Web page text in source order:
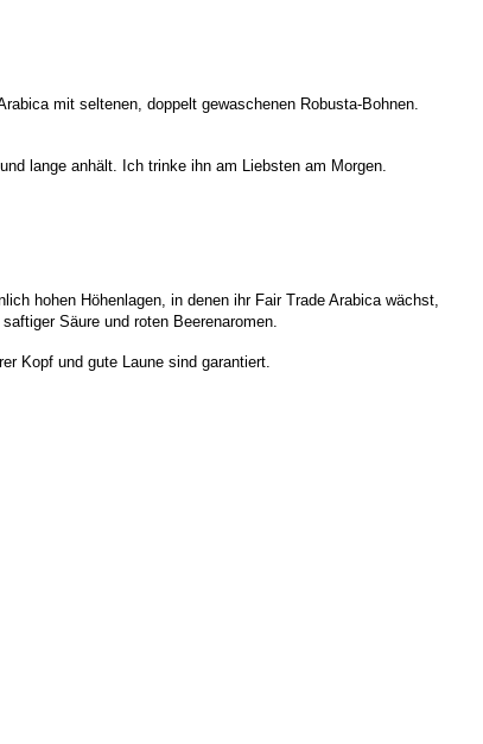
mit seltenen, doppelt gewaschenen Robusta-Bohnen.
lange anhält. Ich trinke ihn am Liebsten am Morgen.
hohen Höhenlagen, in denen ihr Fair Trade Arabica wächst,
Säure und roten Beerenaromen.
Kopf und gute Laune sind garantiert.